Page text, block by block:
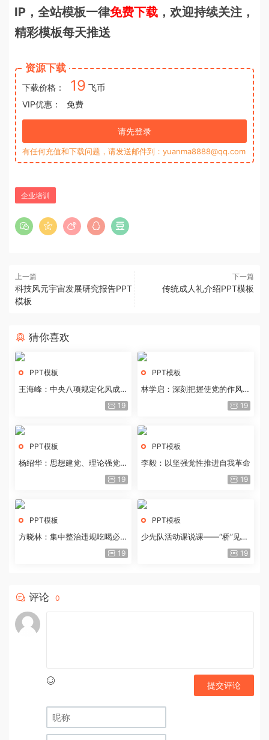
IP，全站模板一律免费下载 ，欢迎持续关注，
精彩模板每天推送
资源下载
下载价格： 19 飞币
VIP优惠：
免费
请先登录
有任何充值和下载问题，请发送邮件到：yuanma8888@qq.com
企业培训
上一篇
科技风元宇宙发展研究报告PPT
模板
下一篇
传统成人礼介绍PPT模板
猜你喜欢
PPT模板
王海峰：中央八项规定化风成俗
19
PPT模板
林学启：深刻把握使党的作风全
19
PPT模板
杨绍华：思想建党、理论强党的
19
PPT模板
李毅：以坚强党性推进自我革命
19
PPT模板
方晓林：集中整治违规吃喝必须
19
PPT模板
少先队活动课说课——“桥”见中
19
评论 0
提交评论